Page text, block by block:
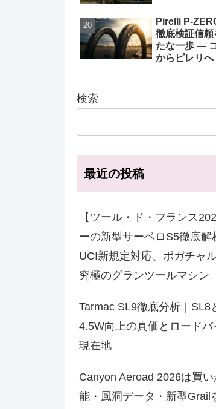
Pirelli P-
徹底検証信
たな一歩 ―
からピレリへ
検索
最近の投稿
【ツール・ド・フランス
ーの新型サーベロS5徹底解
UCI新規定対応、ポガチャ
究極のグランツールマシン
Tarmac SL9徹底分析｜SL8
4.5W向上の真価とロード
現在地
Canyon Aeroad 2026は買
能・風洞データ・新型Grail